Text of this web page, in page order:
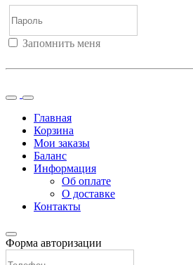
Запомнить меня
Главная
Корзина
Мои заказы
Баланс
Информация
Об оплате
О доставке
Контакты
Форма авторизации